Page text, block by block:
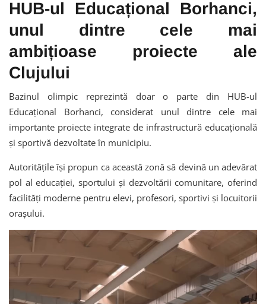
HUB-ul Educațional Borhanci,
unul dintre cele mai
ambițioase proiecte ale
Clujului
Bazinul olimpic reprezintă doar o parte din HUB-ul
Educațional Borhanci, considerat unul dintre cele mai
importante proiecte integrate de infrastructură educațională
și sportivă dezvoltate în municipiu.
Autoritățile își propun ca această zonă să devină un adevărat
pol al educației, sportului și dezvoltării comunitare, oferind
facilități moderne pentru elevi, profesori, sportivi și locuitorii
orașului.